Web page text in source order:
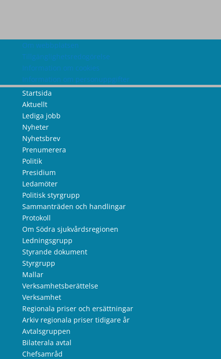
Om webbplatsen
Tillgänglighetsredogörelse
Information om cookies
Information om personuppgifter
Startsida
Aktuellt
Lediga jobb
Nyheter
Nyhetsbrev
Prenumerera
Politik
Presidium
Ledamöter
Politisk styrgrupp
Sammanträden och handlingar
Protokoll
Om Södra sjukvårdsregionen
Ledningsgrupp
Styrande dokument
Styrgrupp
Mallar
Verksamhetsberättelse
Verksamhet
Regionala priser och ersättningar
Arkiv regionala priser tidigare år
Avtalsgruppen
Bilaterala avtal
Chefsamråd